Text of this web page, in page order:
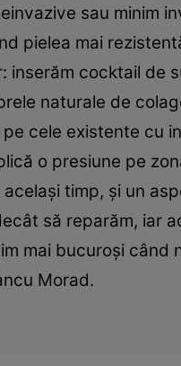
sau minim
pielea mai
inserăm cocktail de
naturale de
cele existente cu
o presiune pe
timp, şi un
să reparăm, iar
mai bucuroşi când
Morad.